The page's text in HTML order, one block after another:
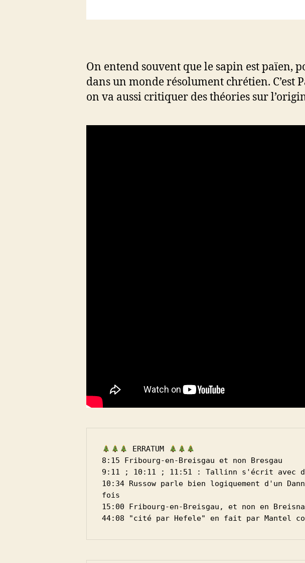
On entend souvent que le sapin est
dans un monde résolument chrétien. C’est
on va aussi critiquer des théories sur
ERRATUM
8:15 Fribourg-en-Breisgau et non Bresgau
9:11 ; 10:11 ; 11:51 : Tallinn s'écrit avec
10:34 Russow parle bien logiquement d'un
fois
15:00 Fribourg-en-Breisgau, et non en
44:08 "cité par Hefele" en fait par Mantel